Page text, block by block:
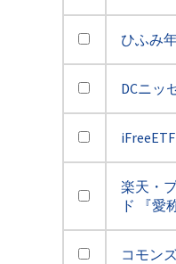
ひふみ
DCニッ
楽天・
ド 『愛
コモン